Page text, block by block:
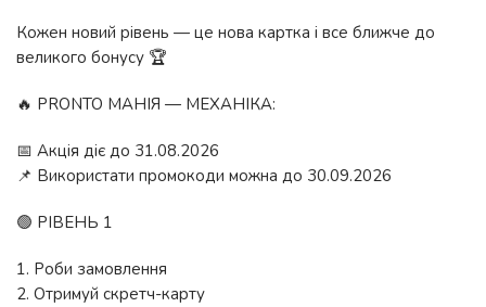
Кожен новий рівень — це нова картка і все ближче до
великого бонусу 🏆
🔥 PRONTO МАНІЯ — МЕХАНІКА:
📅 Акція діє до 31.08.2026
📌 Використати промокоди можна до 30.09.2026
🟢 РІВЕНЬ 1
1. Роби замовлення
2. Отримуй скретч-карту